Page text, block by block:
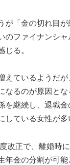
が「金の切れ目
のファイナンシ
じる。
えているようだ
なるのが原因とな
を継続し、退職
している女性が多
改正で、離婚時
年金の分割が可能